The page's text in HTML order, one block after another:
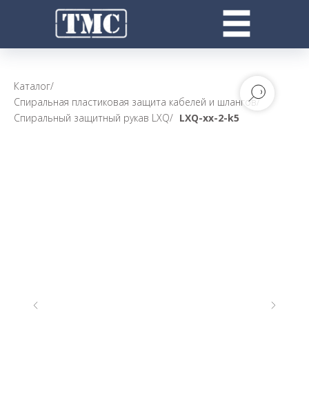
Каталог/
Спиральная пластиковая защита кабелей и шлангов/
Спиральный защитный рукав LXQ/ LXQ-xx-2-k5